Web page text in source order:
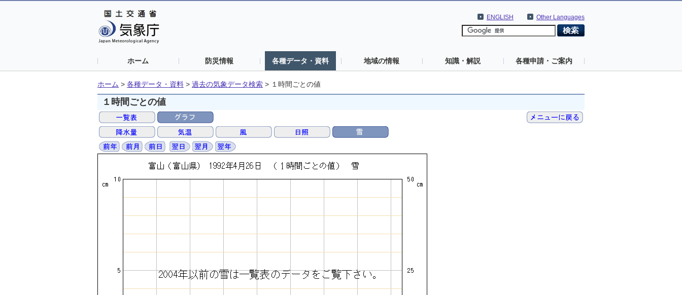
Other Languages
ENGLISH
ホーム 防災情報 各種データ・資料 地域の情報 知識・解説 各種申請・ご案内
ホーム > 各種データ・資料 > 過去の気象データ検索 > １時間ごとの値
１時間ごとの値